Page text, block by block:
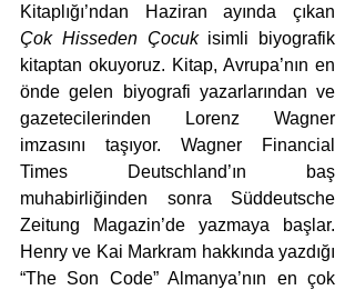
Çok Hisseden Çocuk isimli biyografik
kitaptan okuyoruz. Kitap, Avrupa’nın en
önde gelen biyografi yazarlarından ve
gazetecilerinden Lorenz Wagner
imzasını taşıyor. Wagner Financial
Times Deutschland’ın baş
muhabirliğinden sonra Süddeutsche
Zeitung Magazin’de yazmaya başlar.
Henry ve Kai Markram hakkında yazdığı
“The Son Code” Almanya’nın en çok